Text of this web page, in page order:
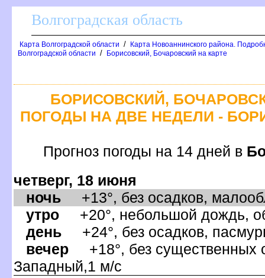
олгоградская область
Карта Волгоградской области /
Карта Новоаннинского района.
олгоградской области / Борисовский, Бочаровский на карте
БОРИСОВСКИЙ,
ПОГОДЫ НА ДВЕ НЕДЕЛИ -
Прогноз погоды на 14 дней
четверг, 18 июня
ночь +13°, без осадков,
утро +20°, небольшой дождь,
день +24°, без осадков,
ечер +18°, без существенных
Западный,1 м/с